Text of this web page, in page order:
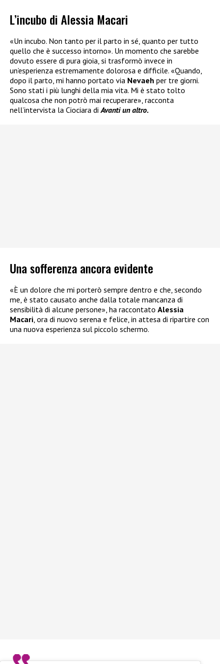
L’incubo di Alessia Macari
«Un incubo. Non tanto per il parto in sé, quanto per tutto
quello che è successo intorno». Un momento che sarebbe
dovuto essere di pura gioia, si trasformò invece in
un’esperienza estremamente dolorosa e difficile. «Quando,
dopo il parto, mi hanno portato via Nevaeh per tre giorni.
Sono stati i più lunghi della mia vita. Mi è stato tolto
qualcosa che non potrò mai recuperare», racconta
nell’intervista la Ciociara diAvanti un altro.
Una sofferenza ancora evidente
«È un dolore che mi porterò sempre dentro e che, secondo
me, è stato causato anche dalla totale mancanza di
sensibilità di alcune persone», ha raccontato Alessia
Macari , ora di nuovo serena e felice, in attesa di ripartire con
una nuova esperienza sul piccolo schermo.